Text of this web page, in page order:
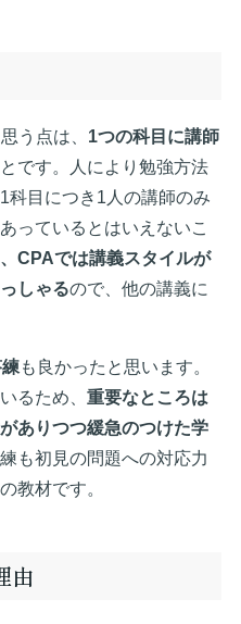
う点は、 1つの科目に講師
です。人により勉強方法
科目につき1人の講師のみ
っているとはいえないこ
、CPAでは講義スタイルが
しゃるので、他の講義に
も良かったと思います。
るため、 重要なところは
ありつつ緩急のつけた学
も初見の問題への対応力
教材です。
由